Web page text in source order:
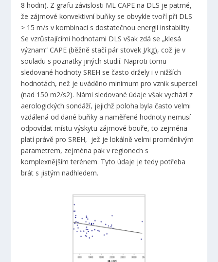
8 hodin). Z grafu závislosti ML CAPE na DLS je patrné,
že zájmové konvektivní buňky se obvykle tvoří při DLS
> 15 m/s v kombinaci s dostatečnou energií instability.
Se vzrůstajícími hodnotami DLS však zdá se „klesá
význam“ CAPE (běžně stačí pár stovek J/kg), což je v
souladu s poznatky jiných studií. Naproti tomu
sledované hodnoty SREH se často držely i v nižších
hodnotách, než je uváděno minimum pro vznik supercel
(nad 150 m2/s2). Námi sledované údaje však vychází z
aerologických sondáží, jejichž poloha byla často velmi
vzdálená od dané buňky a naměřené hodnoty nemusí
odpovídat místu výskytu zájmové bouře, to zejména
platí právě pro SREH, jež je lokálně velmi proměnlivým
parametrem, zejména pak v regionech s
komplexnějším terénem. Tyto údaje je tedy potřeba
brát s jistým nadhledem.